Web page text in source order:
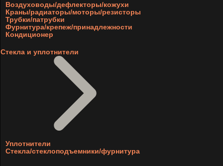
Воздуховоды/дефлекторы/кожухи
Краны/радиаторы/моторы/резисторы
Трубки/патрубки
Фурнитура/крепеж/принадлежности
Кондиционер
Стекла и уплотнители
Уплотнители
Стекла/стеклоподъемники/фурнитура